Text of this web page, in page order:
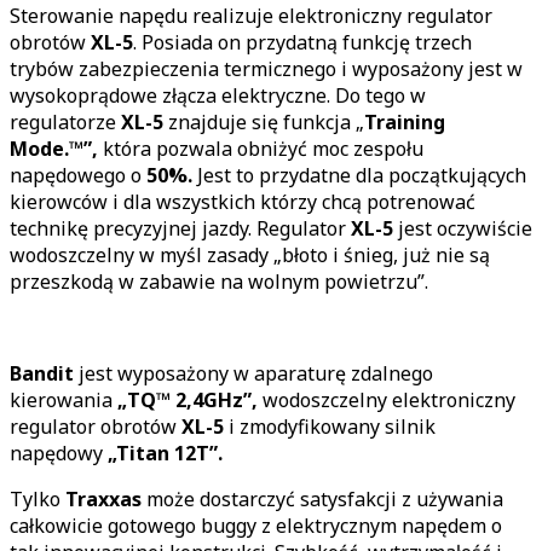
Sterowanie napędu realizuje elektroniczny regulator
obrotówXL-5. Posiada on przydatną funkcję trzech
trybów zabezpieczenia termicznego i wyposażony jest w
wysokoprądowe złącza elektryczne. Do tego w
regulatorzeXL-5 znajduje się funkcja „Training
Mode.™”, która pozwala obniżyć moc zespołu
napędowego o 50%. Jest to przydatne dla początkujących
kierowców i dla wszystkich którzy chcą potrenować
technikę precyzyjnej jazdy. RegulatorXL-5 jest oczywiście
wodoszczelny w myśl zasady „błoto i śnieg, już nie są
przeszkodą w zabawie na wolnym powietrzu”.
Bandit jest wyposażony w aparaturę zdalnego
kierowania „TQ™ 2,4GHz”, wodoszczelny elektroniczny
regulator obrotówXL-5 i zmodyfikowany silnik
napędowy „Titan 12T”.
Tylko Traxxas może dostarczyć satysfakcji z używania
całkowicie gotowego buggy z elektrycznym napędem o